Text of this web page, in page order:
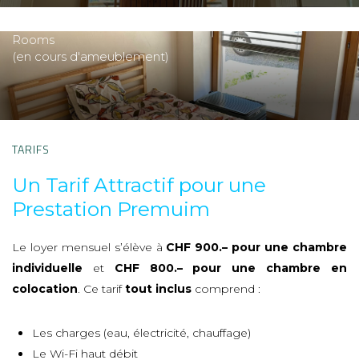
Rooms
(en cours d'ameublement)
TARIFS
Un Tarif Attractif pour une
Prestation Premuim
Le loyer mensuel s’élève à CHF 900.– pour une chambre
individuelle et CHF 800.– pour une chambre en
colocation. Ce tariftout inclus comprend :
Les charges (eau, électricité, chauffage)
Le Wi-Fi haut débit